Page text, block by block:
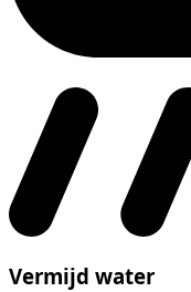
Vermijd water